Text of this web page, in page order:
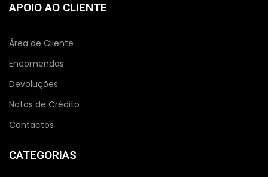
APOIO AO CLIENTE
Área de Cliente
Encomendas
Devoluções
Notas de Crédito
Contactos
CATEGORIAS